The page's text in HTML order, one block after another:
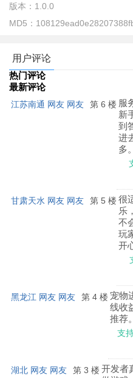
游戏的整个画面感非常的震
1、进入牛仔捕鱼最新版游
玩
2、这里可以设置炮台倍率
版本： 1.0.0
MD5：
用户评论
热门评论
最新评论
第 6 楼
江苏南通 网友 网友
服
新
到
进
多。
第 5 楼
甘肃天水 网友 网友
很
乐
不
玩
开
第 4 楼
黑龙江 网友 网友
宠物
线收
推荐。
支
第 3 楼
湖北 网友 网友
开发者